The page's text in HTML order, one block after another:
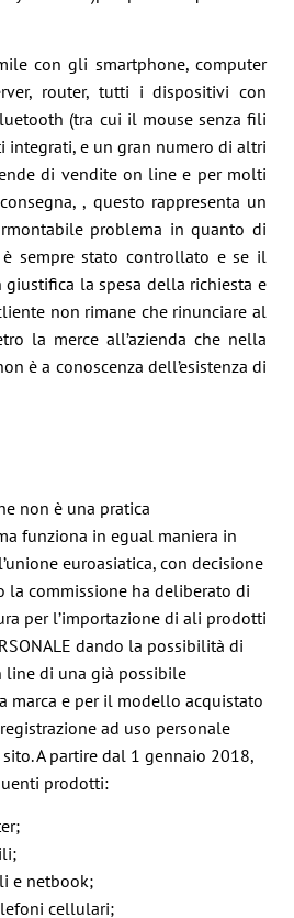
con gli smartphone, computer
router, tutti i dispositivi con
(tra cui il mouse senza fili
integrati, e un gran numero di altri
di vendite on line e per molti
, questo rappresenta un
problema in quanto di
sempre stato controllato e se il
la spesa della richiesta e
non rimane che rinunciare al
la merce all’azienda che nella
è a conoscenza dell’esistenza di
non è una pratica
funziona in egual maniera in
euroasiatica, con decisione
la commissione ha deliberato di
per l’importazione di ali prodotti
dando la possibilità di
line di una già possibile
marca e per il modello acquistato
ad uso personale
A partire dal 1 gennaio 2018,
prodotti:
e netbook;
cellulari;